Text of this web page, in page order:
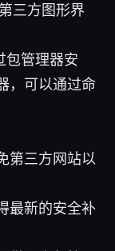
三方图形界
包管理器安
，可以通过命
第三方网站以
最新的安全补